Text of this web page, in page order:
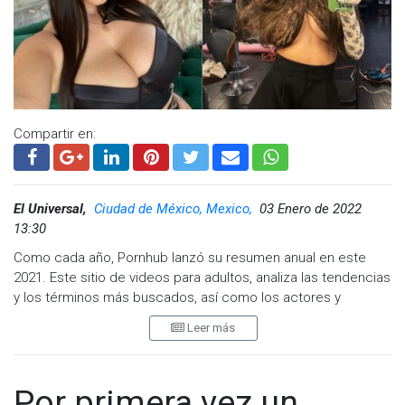
Visita y accede a todo nuestro contenido |
www.cadenanoticias.com| Twitter:@cadena_noticias|
Facebook:@cadenanoticiasmx | Instagram:
@cadena_noticias| TikTok: @CadenaNoticias| Telegram:
https://t.me/GrupoCadenaResumen|
Compartir en:
El Universal, Ciudad de México, Mexico, 03 Enero de 2022
13:30
Como cada año, Pornhub lanzó su resumen anual en este
2021. Este sitio de videos para adultos, analiza las tendencias
y los términos más buscados, así como los actores y
actrices más populares en la plataforma, para presentar un
recuento al final de los 12 meses.
a la plataforma están Estados Unidos, Reino Unido, Japón,
Leer más